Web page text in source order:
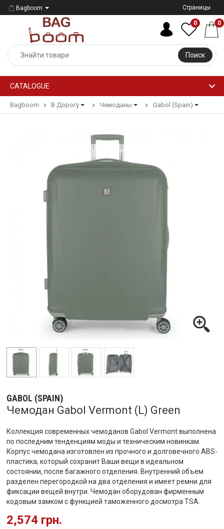
Bagboom Страницы
Поиск
0 0
CATALOGUE
Bagboom В Дорогу Чемоданы Gabol (Spain)
GABOL (SPAIN)
Чемодан Gabol Vermont (L) Green
Коллекция современных чемоданов Gabol Vermont выполнена
по последним тенденциям моды и техническим новинкам.
Корпус чемодана изготовлен из прочного и долговечного ABS-
пластика, который сохранит Ваши вещи в идеальном
состоянии, после багажного отделения. Внутренний объем
разделен перегородкой на два отделения и имеет ремни для
фиксации вещей внутри. Чемодан оборудован фирменным
кодовым замком с функцией таможенного досмотра TSA.
2,574 грн.